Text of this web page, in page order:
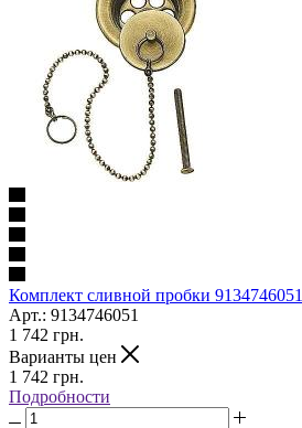
Комплект сливной пробки
Арт.: 9134746051
1 742 грн.
Варианты цен
1 742 грн.
Подробности